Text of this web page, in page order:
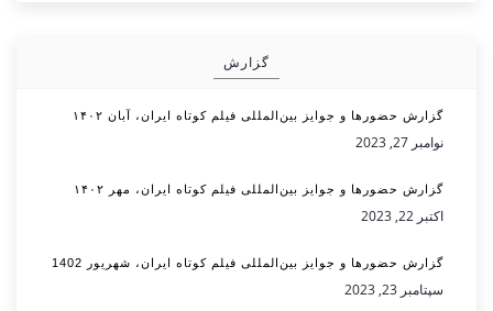
گزارش
گزارش حضورها و جوایز بین‌المللی فیلم کوتاه ایران، آبان ۱۴۰۲
نوامبر 27, 2023
گزارش حضورها و جوایز بین‌المللی فیلم کوتاه ایران، مهر ۱۴۰۲
اکتبر 22, 2023
گزارش حضورها و جوایز بین‌المللی فیلم کوتاه ایران، شهریور 1402
سپتامبر 23, 2023